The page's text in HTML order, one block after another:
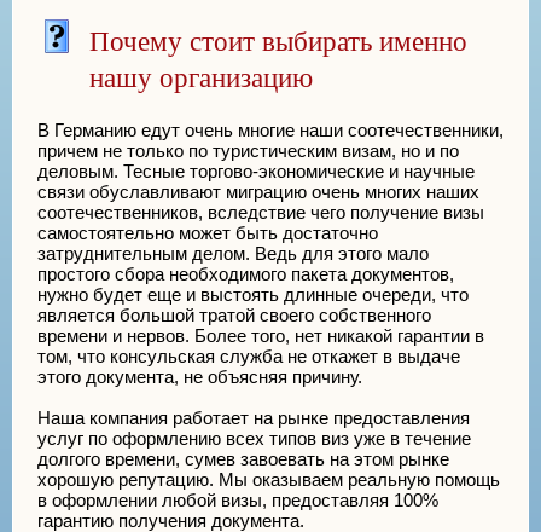
Почему стоит выбирать именно
нашу организацию
В Германию едут очень многие наши соотечественники,
причем не только по туристическим визам, но и по
деловым. Тесные торгово-экономические и научные
связи обуславливают миграцию очень многих наших
соотечественников, вследствие чего получение визы
самостоятельно может быть достаточно
затруднительным делом. Ведь для этого мало
простого сбора необходимого пакета документов,
нужно будет еще и выстоять длинные очереди, что
является большой тратой своего собственного
времени и нервов. Более того, нет никакой гарантии в
том, что консульская служба не откажет в выдаче
этого документа, не объясняя причину.
Наша компания работает на рынке предоставления
услуг по оформлению всех типов виз уже в течение
долгого времени, сумев завоевать на этом рынке
хорошую репутацию. Мы оказываем реальную помощь
в оформлении любой визы, предоставляя 100%
гарантию получения документа.